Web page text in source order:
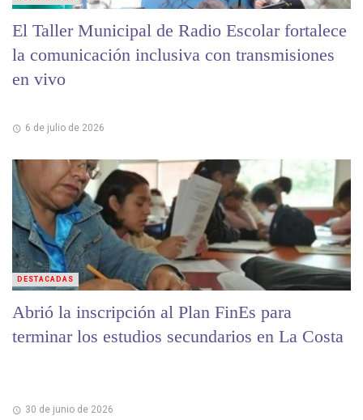
El Taller Municipal de Radio Escolar fortalece
la comunicación inclusiva con transmisiones
en vivo
6 de julio de 2026
Abrió la inscripción al Plan FinEs para
terminar los estudios secundarios en La Costa
30 de junio de 2026
DESTACADAS